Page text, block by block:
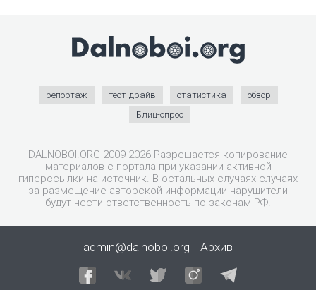
репортаж тест-драйв статистика
обзор
Блиц-опрос
DALNOBOI.ORG 2009-2026 Разрешается копирование
материалов с портала при указании активной
гиперссылки на источник. В остальных случаях случаях
за размещение авторской информации нарушители
будут нести ответственность по законам РФ.
admin@dalnoboi.org Архив